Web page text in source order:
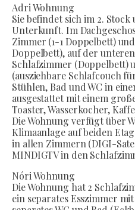
Adri Wohnung
Sie befindet sich im 2.
Unterkunft. Im
Zimmer (1-1 Doppelbett)
Doppelbett), auf der
Schlafzimmer (Doppelbett)
(ausziehbare Schlafcouch
Stühlen, Bad und WC in
ausgestattet mit einem
Toaster, Wasserkocher,
Die Wohnung verfügt über
Klimaanlage auf beiden
in allen Zimmern (DIGI-
MINDIGTV in den
Nóri Wohnung
Die Wohnung hat 2
ein separates Esszimmer